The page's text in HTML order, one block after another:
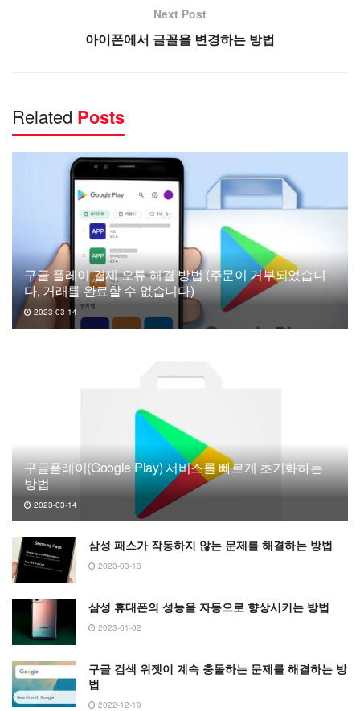
Next Post
아이폰에서 글꼴을 변경하는 방법
Related Posts
구글 플레이 결제 오류 해결 방법 (주문이 거부되었습니
다, 거래를 완료할 수 없습니다)
2023-03-14
구글플레이(Google Play) 서비스를 빠르게 초기화하는
방법
2023-03-14
삼성 패스가 작동하지 않는 문제를 해결하는 방법
2023-03-13
삼성 휴대폰의 성능을 자동으로 향상시키는 방법
2023-01-02
구글 검색 위젯이 계속 충돌하는 문제를 해결하는 방
법
2022-12-19